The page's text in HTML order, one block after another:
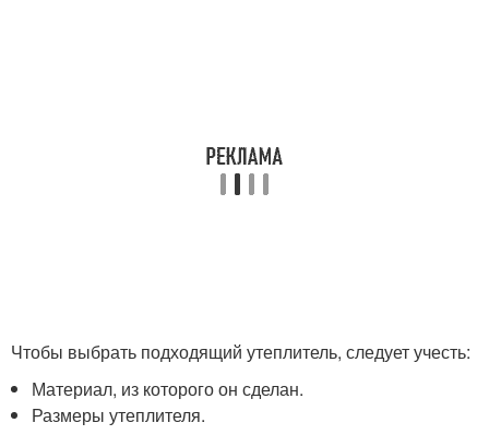
Чтобы выбрать подходящий утеплитель, следует учесть:
Материал, из которого он сделан.
Размеры утеплителя.